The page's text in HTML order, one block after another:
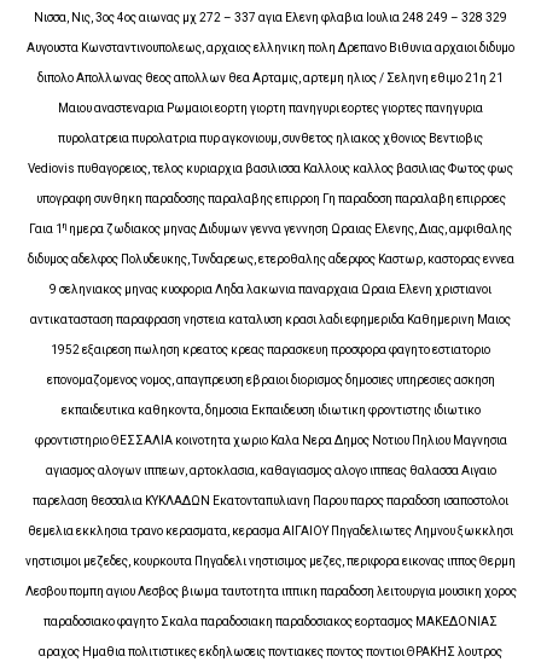
Νισσα, Νις, 3ος 4ος αιωνας μχ 272 – 337 αγια Ελενη φλαβια Ιουλια 248 249 – 328 329
Αυγουστα Κωνσταντινουπολεως, αρχαιος ελληνικη πολη Δρεπανο Βιθυνια αρχαιοι διδυμο
διπολο Απολλωνας θεος απολλων θεα Αρταμις, αρτεμη ηλιος / Σεληνη εθιμο 21η 21
Μαιου αναστεναρια Ρωμαιοι εορτη γιορτη πανηγυρι εορτες γιορτες πανηγυρια
πυρολατρεια πυρολατρια πυρ αγκονιουμ, συνθετος ηλιακος χθονιος Βεντιοβις
Vediovis πυθαγορειος, τελος κυριαρχια βασιλισσα Καλλους καλλος βασιλιας Φωτος φως
υπογραφη συνθηκη παραδοσης παραλαβης επιρροη Γη παραδοση παραλαβη επιρροες
Γαια 1 η ημερα ζωδιακος μηνας Διδυμων γεννα γεννηση Ωραιας Ελενης, Διας, αμφιθαλης
διδυμος αδελφος Πολυδευκης, Τυνδαρεως, ετεροθαλης αδερφος Καστωρ, καστορας εννεα
9 σεληνιακος μηνας κυοφορια Ληδα λακωνια παναρχαια Ωραια Ελενη χριστιανοι
αντικατασταση παραφραση νηστεια καταλυση κρασι λαδι εφημεριδα Καθημερινη Μαιος
1952 εξαιρεση πωληση κρεατος κρεας παρασκευη προσφορα φαγητο εστιατοριο
επονομαζομενος νομος, απαγπρευση εβραιοι διορισμος δημοσιες υπηρεσιες ασκηση
εκπαιδευτικα καθηκοντα, δημοσια Εκπαιδευση ιδιωτικη φροντιστης ιδιωτικο
φροντιστηριο ΘΕΣΣΑΛΙΑ κοινοτητα χωριο Καλα Νερα Δημος Νοτιου Πηλιου Μαγνησια
αγιασμος αλογων ιππεων, αρτοκλασια, καθαγιασμος αλογο ιππεας θαλασσα Αιγαιο
παρελαση θεσσαλια ΚΥΚΛΑΔΩΝ Εκατονταπυλιανη Παρου παρος παραδοση ισαποστολοι
θεμελια εκκλησια τρανο κερασματα, κερασμα ΑΙΓΑΙΟΥ Πηγαδελιωτες Λημνου ξωκκλησι
νηστισιμοι μεζεδες, κουρκουτα Πηγαδελι νηστισιμος μεζες, περιφορα εικονας ιππος Θερμη
Λεσβου πομπη αγιου Λεσβος βιωμα ταυτοτητα ιππικη παραδοση λειτουργια μουσικη χορος
παραδοσιακο φαγητο Σκαλα παραδοσιακη παραδοσιακος εορτασμος ΜΑΚΕΔΟΝΙΑΣ
αραχος Ημαθια πολιτιστικες εκδηλωσεις ποντιακες ποντος ποντιοι ΘΡΑΚΗΣ λουτρος